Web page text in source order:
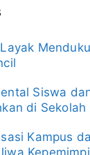
Siswa
di Sekolah
Kampus